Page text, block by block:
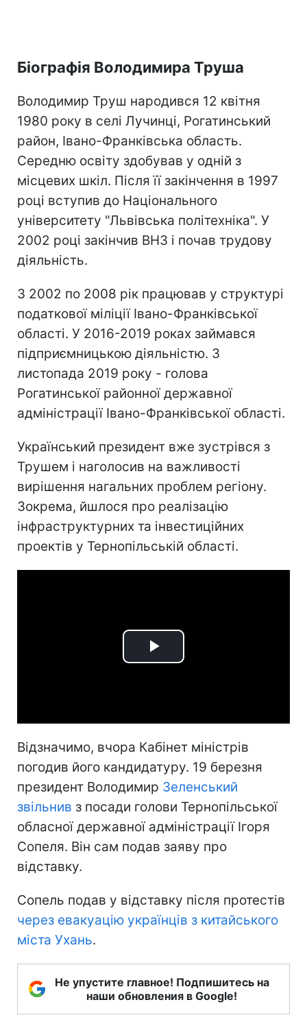
Біографія Володимира Труша
Володимир Труш народився 12 квітня
1980 року в селі Лучинці, Рогатинський
район, Івано-Франківська область.
Середню освіту здобував у одній з
місцевих шкіл. Після її закінчення в 1997
році вступив до Національного
університету "Львівська політехніка". У
2002 році закінчив ВНЗ і почав трудову
діяльність.
З 2002 по 2008 рік працював у структурі
податкової міліції Івано-Франківської
області. У 2016-2019 роках займався
підприємницькою діяльністю. З
листопада 2019 року - голова
Рогатинської районної державної
адміністрації Івано-Франківської області.
Український президент вже зустрівся з
Трушем і наголосив на важливості
вирішення нагальних проблем регіону.
Зокрема, йшлося про реалізацію
інфраструктурних та інвестиційних
проектів у Тернопільській області.
Play
Відзначимо, вчора Кабінет міністрів
погодив його кандидатуру. 19 березня
президент Володимир Зеленський
звільнив з посади голови Тернопільської
обласної державної адміністрації Ігоря
Сопеля. Він сам подав заяву про
відставку.
Сопель подав у відставку після протестів
через евакуацію українців з китайського
міста Ухань.
Не упустите главное! Подпишитесь на
наши обновления в Google!